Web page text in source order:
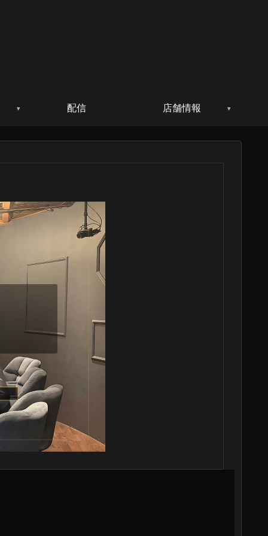
配信 店舗情報